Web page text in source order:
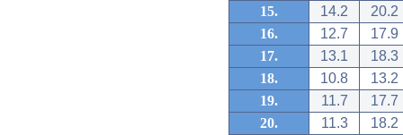
15.
14.2
20.2
16.
12.7
17.9
17.
13.1
18.3
18.
10.8
13.2
19.
11.7
17.7
20.
11.3
18.2